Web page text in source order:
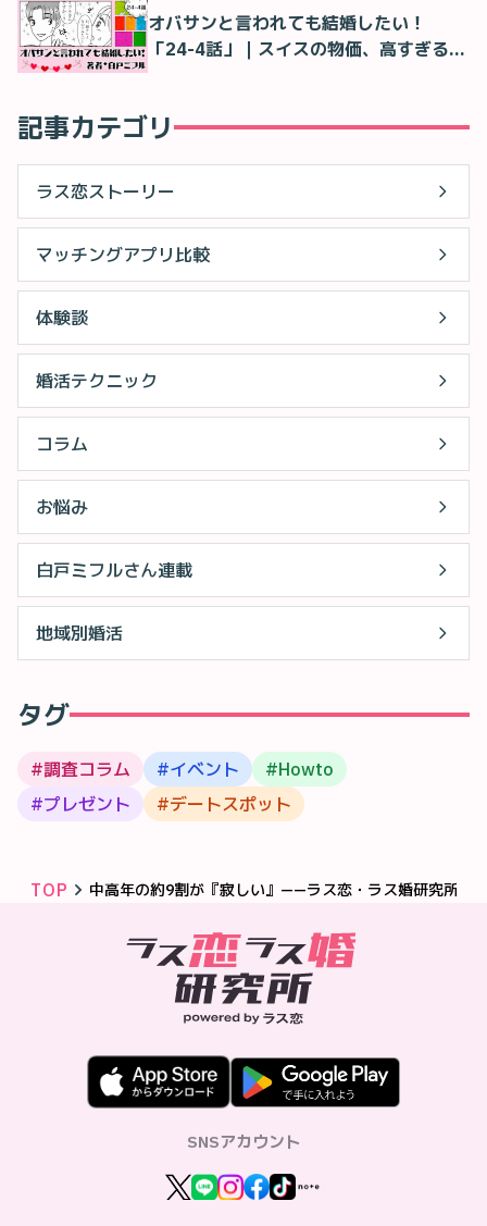
オバサンと言われても結婚したい！
「24-4話」｜スイスの物価、高すぎる…
記事カテゴリ
ラス恋ストーリー
マッチングアプリ比較
体験談
婚活テクニック
コラム
お悩み
白戸ミフルさん連載
地域別婚活
タグ
#調査コラム #イベント #Howto
#プレゼント #デートスポット
TOP 中高年の約9割が『寂しい』——ラス恋・ラス婚研究所が
SNSアカウント